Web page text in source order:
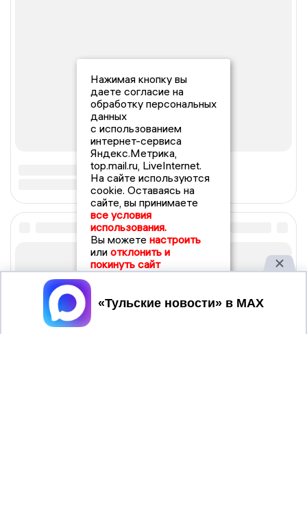
Нажимая кнопку вы
даете согласие на
обработку персональных
данных
с использованием
интернет-сервиса
Яндекс.Метрика,
top.mail.ru, LiveInternet.
На сайте используются
cookie. Оставаясь на
сайте, вы принимаете
все условия
использования.
Вы можете настроить
или отклонить и
покинуть сайт
Принять